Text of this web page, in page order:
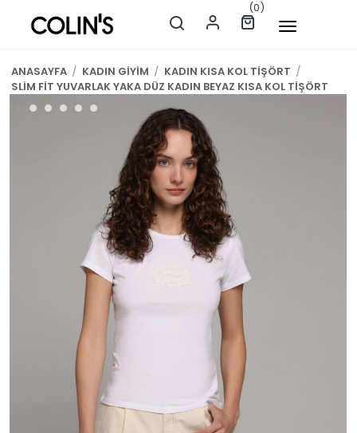
(0)
ANASAYFA / KADIN GİYİM / KADIN KISA KOL TİŞÖRT /
SLİM FİT YUVARLAK YAKA DÜZ KADIN BEYAZ KISA KOL TİŞÖRT